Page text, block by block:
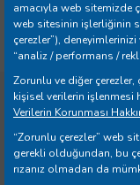
Mağazalar
Banka Hesap
Copyright © 2026
amacıyla web sitemizde
web sitesinin işlerliğinin
çerezler”),
“analiz / performans /
Zorunlu ve diğer çerezler,
kişisel verilerin işlenmesi
Verilerin Korunması
“Zorunlu çerezler” web
gerekli olduğundan, bu
rızanız olmadan da